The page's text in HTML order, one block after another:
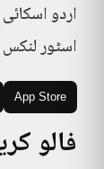
اردو
اسٹور
App Store
فالو